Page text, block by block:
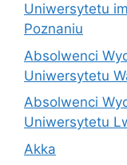
Uniwersytetu
Poznaniu
Absolwenci
Uniwersytetu
Absolwenci
Uniwersytetu
Akka